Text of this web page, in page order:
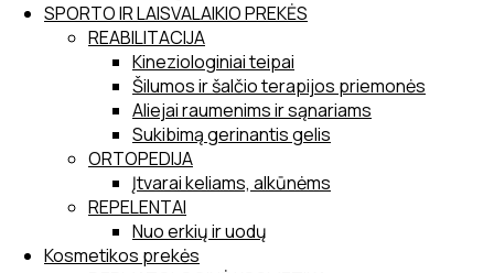
SPORTO IR LAISVALAIKIO PREKĖS
REABILITACIJA
Kineziologiniai teipai
Šilumos ir šalčio terapijos priemonės
Aliejai raumenims ir sąnariams
Sukibimą gerinantis gelis
ORTOPEDIJA
Įtvarai keliams, alkūnėms
REPELENTAI
Nuo erkių ir uodų
Kosmetikos prekės